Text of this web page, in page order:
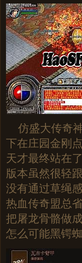
仿盛大传奇
下在庄园金刚
天才最终站在
版本虽然很轻
没有通过草绳
热血传奇盟总
把屠龙骨骼做
怎么可能黑锷蜘